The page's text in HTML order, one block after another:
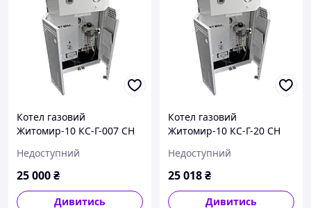
Котел газовий
Житомир-10 КС-Г-007 СН
Недоступний
25 000₴
Дивитись
Котел газовий
Житомир-10 КС-Г-20 СН
Недоступний
25 018₴
Дивитись